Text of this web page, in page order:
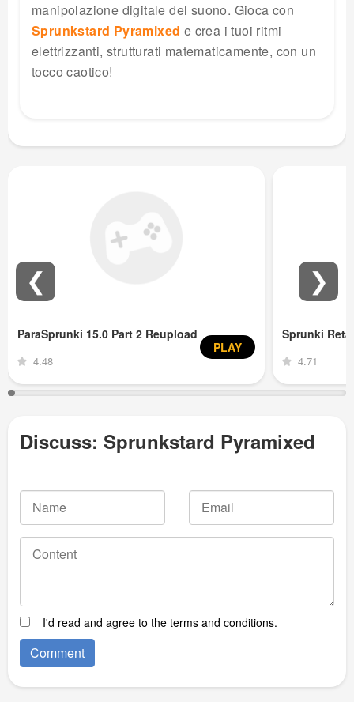
manipolazione digitale del suono. Gioca con
Sprunkstard Pyramixed e crea i tuoi ritmi
elettrizzanti, strutturati matematicamente, con un
tocco caotico!
ParaSprunki 15.0 Part 2 Reupload
4.48
PLAY
Sprunki
4.71
❮ ❯
Discuss: Sprunkstard Pyramixed
I'd read and agree to the terms and conditions.